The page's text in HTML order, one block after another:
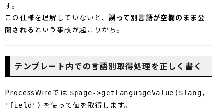
す。
この仕様を理解していないと、 誤って別言語が空欄のまま公
開される という事故が起こりがち。
テンプレート内での言語別取得処理を正しく書く
ProcessWireでは $page->getLanguageValue($lang,
'field') を使って値を取得します。